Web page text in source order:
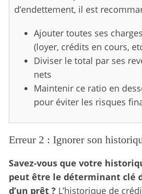
d’endettement, il est
Ajouter toutes ses
(loyer, crédits en cours,
Diviser le total par ses
nets
Maintenir ce ratio en
pour éviter les risques
Erreur 2 : Ignorer son
Savez-vous que votre
peut être le déterminant clé
d’un prêt ? L’historique de